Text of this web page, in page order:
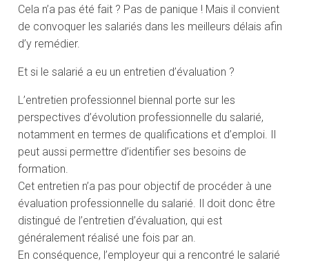
Cela n’a pas été fait ? Pas de panique ! Mais il convient
de convoquer les salariés dans les meilleurs délais afin
d’y remédier.
Et si le salarié a eu un entretien d’évaluation ?
L’entretien professionnel biennal porte sur les
perspectives d’évolution professionnelle du salarié,
notamment en termes de qualifications et d’emploi. Il
peut aussi permettre d’identifier ses besoins de
formation.
Cet entretien n’a pas pour objectif de procéder à une
évaluation professionnelle du salarié. Il doit donc être
distingué de l’entretien d’évaluation, qui est
généralement réalisé une fois par an.
En conséquence, l’employeur qui a rencontré le salarié